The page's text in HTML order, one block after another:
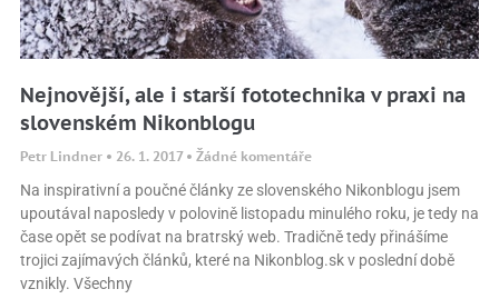
Nejnovější, ale i starší fototechnika v praxi na
slovenském Nikonblogu
Petr Lindner 26. 1. 2017 Žádné komentáře
Na inspirativní a poučné články ze slovenského Nikonblogu jsem
upoutával naposledy v polovině listopadu minulého roku, je tedy na
čase opět se podívat na bratrský web. Tradičně tedy přinášíme
trojici zajímavých článků, které na Nikonblog.sk v poslední době
vznikly. Všechny